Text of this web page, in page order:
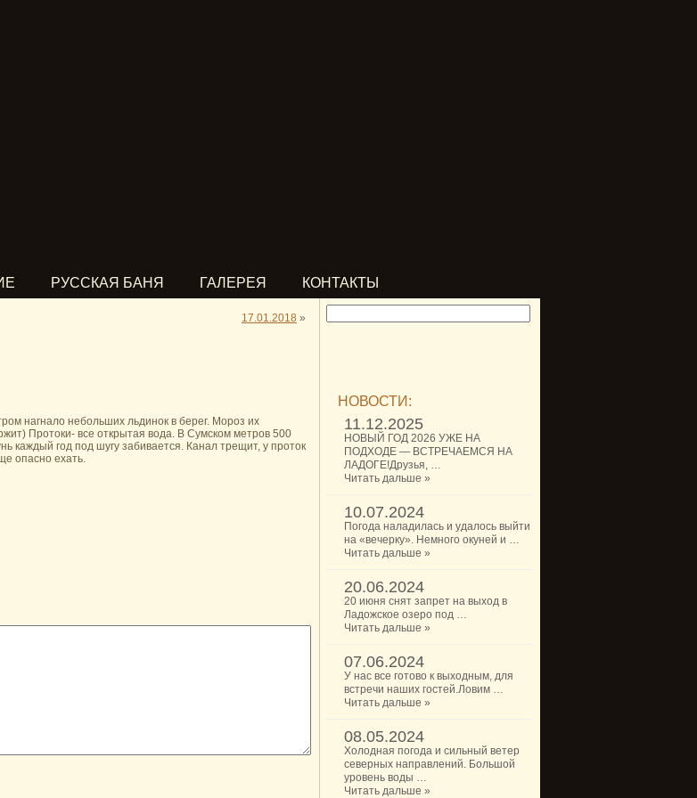
РУССКАЯ БАНЯ ГАЛЕРЕЯ КОНТАКТЫ
17.01.2018 »
нагнало небольших льдинок в берег. Мороз их
Протоки- все открытая вода. В Сумском метров 500
каждый год под шугу забивается. Канал трещит, у проток
опасно ехать.
НОВОСТИ:
11.12.2025
НОВЫЙ ГОД 2026 УЖЕ НА
ПОДХОДЕ — ВСТРЕЧАЕМСЯ НА
ЛАДОГЕ!Друзья, …
Читать дальше »
10.07.2024
Погода наладилась и удалось выйти
на «вечерку». Немного окуней и …
Читать дальше »
20.06.2024
20 июня снят запрет на выход в
Ладожское озеро под …
Читать дальше »
07.06.2024
У нас все готово к выходным, для
встречи наших гостей.Ловим …
Читать дальше »
08.05.2024
Холодная погода и сильный ветер
северных направлений. Большой
уровень воды …
Читать дальше »